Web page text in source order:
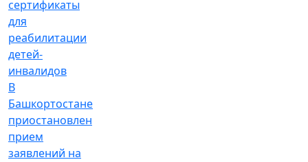
В
Башкортостане
приостановлен
прием
заявлений на